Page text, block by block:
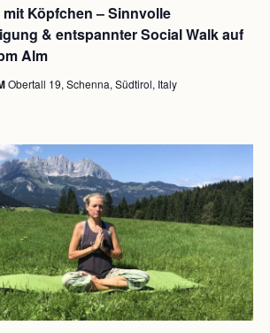
Köpfchen – Sinnvolle
& entspannter Social Walk auf
Alm
Köpfchen
–
Sinnvolle
entspannter
der
Gompm
Alm
Obertall 19, Schenna, Südtirol, Italy